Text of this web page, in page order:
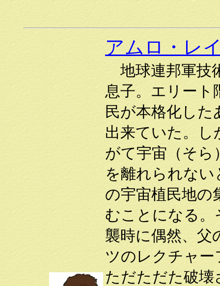
アムロ・レ
地球連邦軍技
息子。エリート
民が本格化し
出来ていた。
がて宇宙（そら
を離れられな
の宇宙植民地の
むことになる
襲時に偶然、父
ツのレクチャ
ただただた破